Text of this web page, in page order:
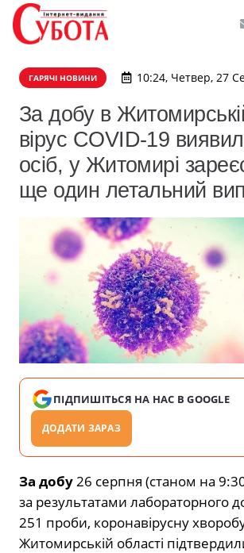
ГАРЯЧІ НОВИНИ 10:24, Четвер, 27
За добу в
вірус COVID-19
осіб, у Житомирі
ще один летальний
ПІДПИШІТЬСЯ НА НАС В GOOGLE
ДОДАТИ ЗАРАЗ
За добу26 серпня (станом на
за результатами лабораторного
251 проби, коронавірусну
Житомирській області